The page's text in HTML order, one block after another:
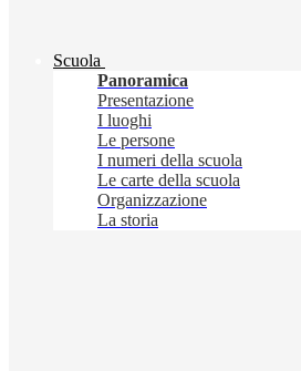
Scuola
Panoramica
Presentazione
I luoghi
Le persone
I numeri della scuola
Le carte della scuola
Organizzazione
La storia